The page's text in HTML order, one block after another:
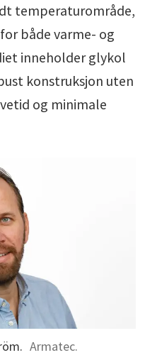
temperaturområde,
både varme- og
inneholder glykol
konstruksjon uten
og minimale
Armatec.